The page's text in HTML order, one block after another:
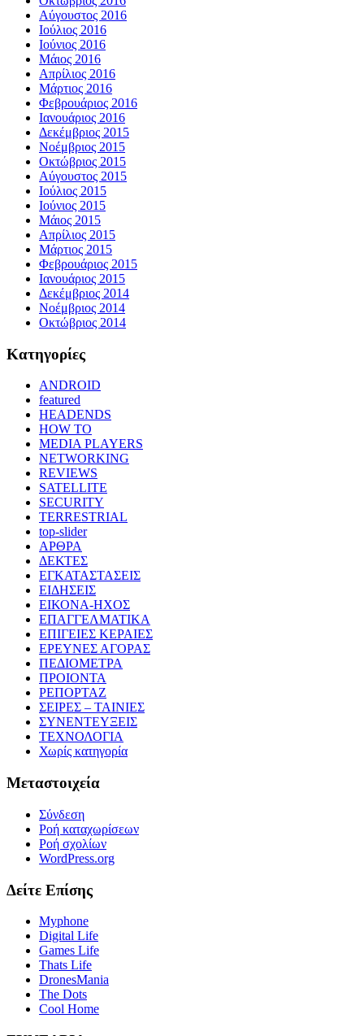
Αύγουστος 2016
Ιούλιος 2016
Ιούνιος 2016
Μάιος 2016
Απρίλιος 2016
Μάρτιος 2016
Φεβρουάριος 2016
Ιανουάριος 2016
Δεκέμβριος 2015
Νοέμβριος 2015
Οκτώβριος 2015
Αύγουστος 2015
Ιούλιος 2015
Ιούνιος 2015
Μάιος 2015
Απρίλιος 2015
Μάρτιος 2015
Φεβρουάριος 2015
Ιανουάριος 2015
Δεκέμβριος 2014
Νοέμβριος 2014
Οκτώβριος 2014
Kατηγορίες
ANDROID
featured
HEADENDS
HOW TO
MEDIA PLAYERS
NETWORKING
REVIEWS
SATELLITE
SECURITY
TERRESTRIAL
top-slider
ΑΡΘΡΑ
ΔΕΚΤΕΣ
ΕΓΚΑΤΑΣΤΑΣΕΙΣ
ΕΙΔΗΣΕΙΣ
ΕΙΚΟΝΑ-ΗΧΟΣ
ΕΠΑΓΓΕΛΜΑΤΙΚΑ
ΕΠΙΓΕΙΕΣ ΚΕΡΑΙΕΣ
ΕΡΕΥΝΕΣ ΑΓΟΡΑΣ
ΠΕΔΙΟΜΕΤΡΑ
ΠΡΟΙΟΝΤΑ
ΡΕΠΟΡΤΑΖ
ΣΕΙΡΕΣ – ΤΑΙΝΙΕΣ
ΣΥΝΕΝΤΕΥΞΕΙΣ
ΤΕΧΝΟΛΟΓΙΑ
Χωρίς κατηγορία
Μεταστοιχεία
Σύνδεση
Ροή καταχωρίσεων
Ροή σχολίων
WordPress.org
Δείτε Επίσης
Myphone
Digital Life
Games Life
Thats Life
DronesMania
The Dots
Cool Home